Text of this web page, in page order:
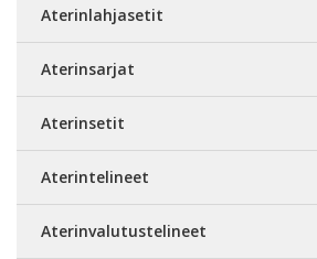
Aterinlahjasetit
Aterinsarjat
Aterinsetit
Aterintelineet
Aterinvalutustelineet